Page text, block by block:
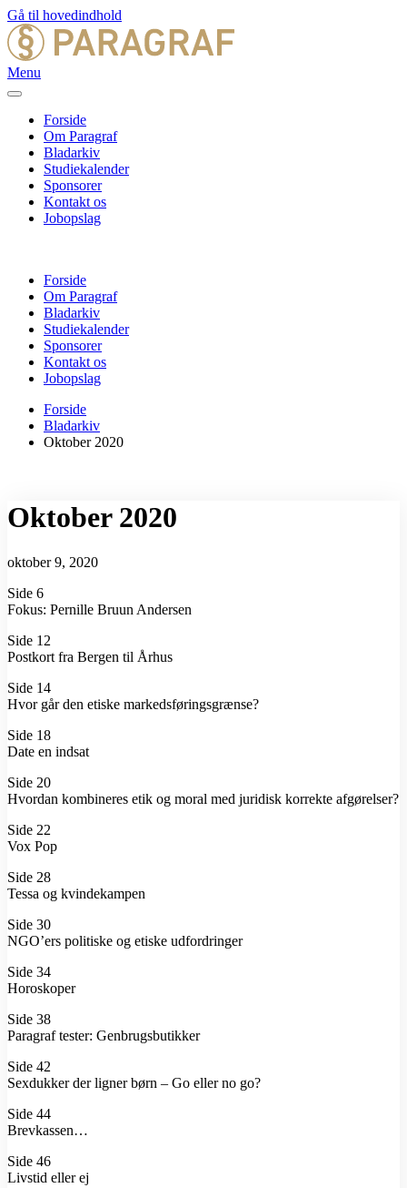
Gå til hovedindhold
Menu
Forside
Om Paragraf
Bladarkiv
Studiekalender
Sponsorer
Kontakt os
Jobopslag
Forside
Om Paragraf
Bladarkiv
Studiekalender
Sponsorer
Kontakt os
Jobopslag
Forside
Bladarkiv
Oktober 2020
Oktober 2020
oktober 9, 2020
Side 6
Fokus: Pernille Bruun Andersen
Side 12
Postkort fra Bergen til Århus
Side 14
Hvor går den etiske markedsføringsgrænse?
Side 18
Date en indsat
Side 20
Hvordan kombineres etik og moral med juridisk korrekte afgørelser?
Side 22
Vox Pop
Side 28
Tessa og kvindekampen
Side 30
NGO’ers politiske og etiske udfordringer
Side 34
Horoskoper
Side 38
Paragraf tester: Genbrugsbutikker
Side 42
Sexdukker der ligner børn – Go eller no go?
Side 44
Brevkassen…
Side 46
Livstid eller ej